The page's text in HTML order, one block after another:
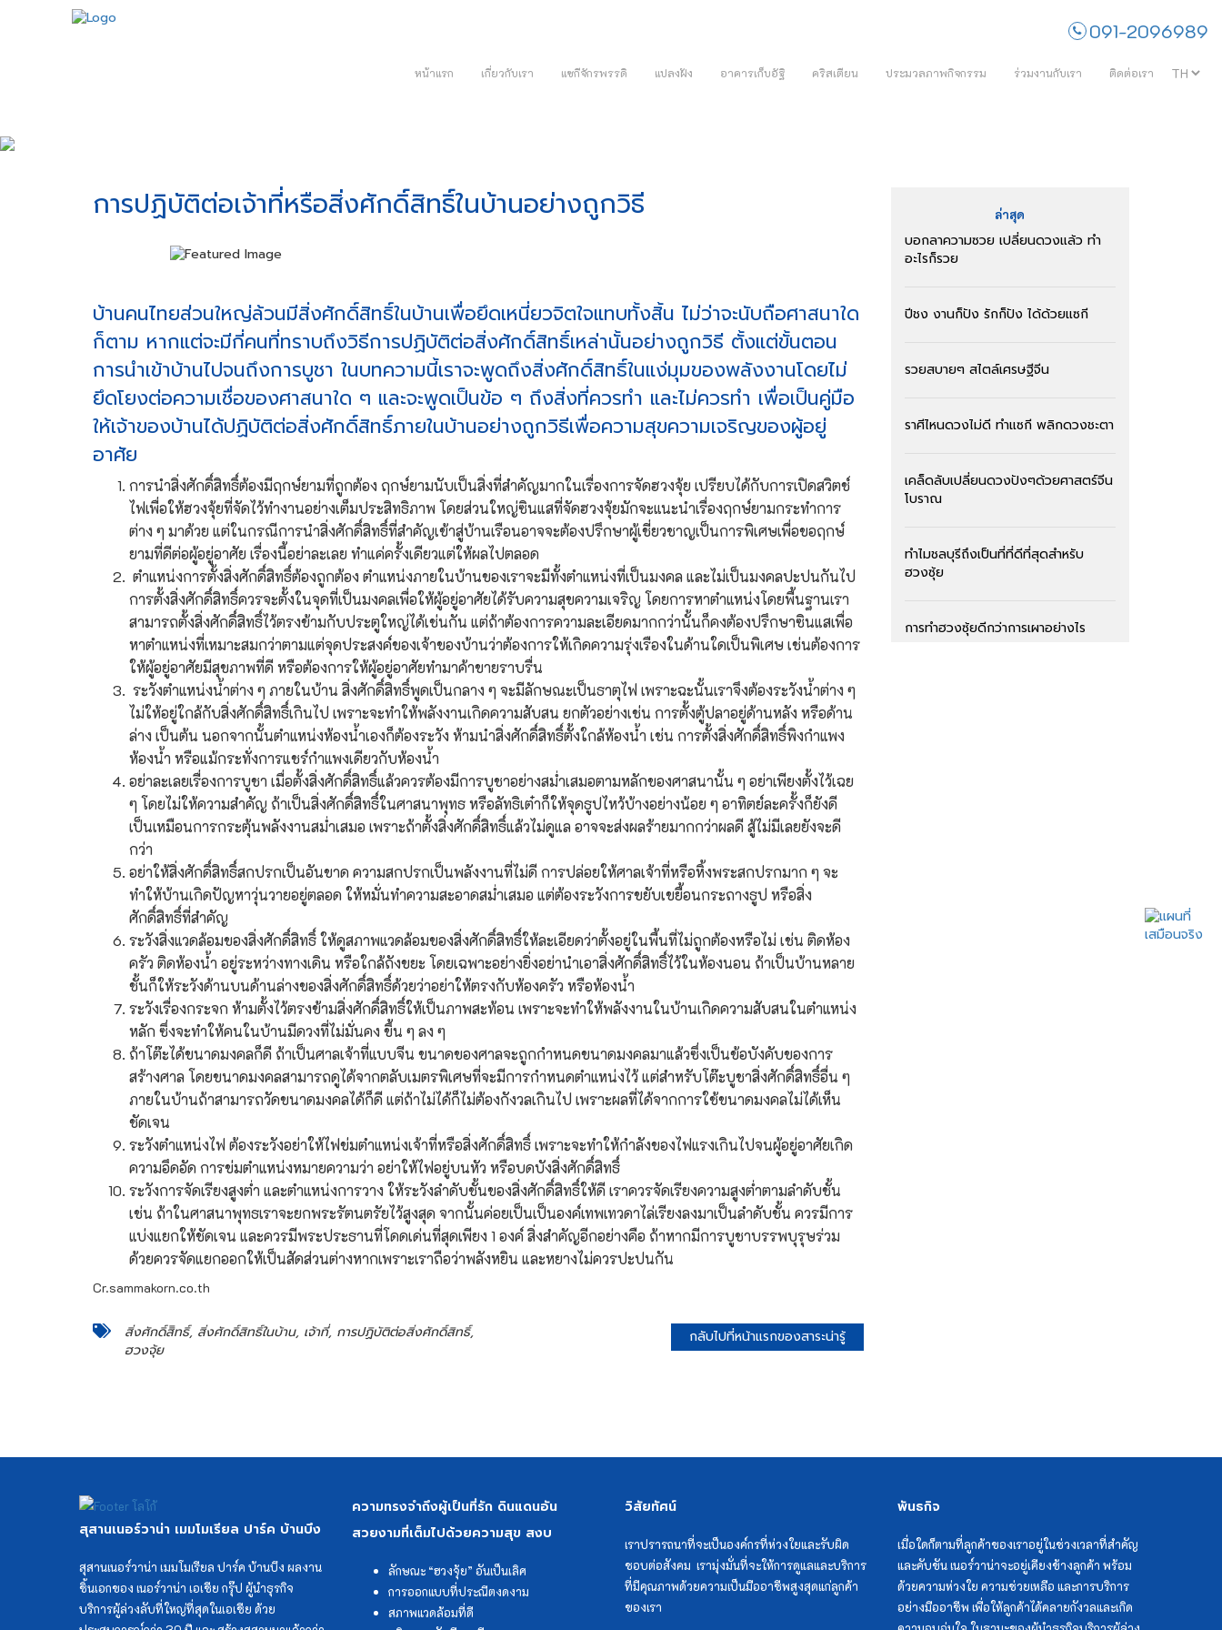
091-2096989
หน้าแรก เกี่ยวกับเรา แซกีจักรพรรดิ แปลงฝัง อาคารเก็บอัฐิ คริสเตียน ประมวลภาพกิจกรรม ร่วมงานกับเรา ติดต่อเรา
การปฏิบัติต่อเจ้าที่หรือสิ่งศักดิ์สิทธิ์ในบ้านอย่างถูกวิธี
บ้านคนไทยส่วนใหญ่ล้วนมีสิ่งศักดิ์สิทธิ์ในบ้านเพื่อยึดเหนี่ยวจิตใจแทบทั้งสิ้น ไม่ว่าจะนับถือศาสนาใด
ก็ตาม หากแต่จะมีกี่คนที่ทราบถึงวิธีการปฏิบัติต่อสิ่งศักดิ์สิทธิ์เหล่านั้นอย่างถูกวิธี ตั้งแต่ขั้นตอน
การนำเข้าบ้านไปจนถึงการบูชา ในบทความนี้เราจะพูดถึงสิ่งศักดิ์สิทธิ์ในแง่มุมของพลังงานโดยไม่
ยึดโยงต่อความเชื่อของศาสนาใด ๆ และจะพูดเป็นข้อ ๆ ถึงสิ่งที่ควรทำ และไม่ควรทำ เพื่อเป็นคู่มือ
ให้เจ้าของบ้านได้ปฏิบัติต่อสิ่งศักดิ์สิทธิ์ภายในบ้านอย่างถูกวิธีเพื่อความสุขความเจริญของผู้อยู่
อาศัย
การนำสิ่งศักดิ์สิทธิ์ต้องมีฤกษ์ยามที่ถูกต้อง ฤกษ์ยามนับเป็นสิ่งที่สำคัญมากในเรื่องการจัดฮวงจุ้ย เปรียบได้กับการเปิดสวิตช์
ไฟเพื่อให้ฮวงจุ้ยที่จัดไว้ทำงานอย่างเต็มประสิทธิภาพ โดยส่วนใหญ่ซินแสที่จัดฮวงจุ้ยมักจะแนะนำเรื่องฤกษ์ยามกระทำการ
ต่าง ๆ มาด้วย แต่ในกรณีการนำสิ่งศักดิ์สิทธิ์ที่สำคัญเข้าสู่บ้านเรือนอาจจะต้องปรึกษาผู้เชี่ยวชาญเป็นการพิเศษเพื่อขอฤกษ์
ยามที่ดีต่อผู้อยู่อาศัย เรื่องนี้อย่าละเลย ทำแค่ครั้งเดียวแต่ให้ผลไปตลอด
ตำแหน่งการตั้งสิ่งศักดิ์สิทธิ์ต้องถูกต้อง ตำแหน่งภายในบ้านของเราจะมีทั้งตำแหน่งที่เป็นมงคล และไม่เป็นมงคลปะปนกันไป
การตั้งสิ่งศักดิ์สิทธิ์ควรจะตั้งในจุดที่เป็นมงคลเพื่อให้ผู้อยู่อาศัยได้รับความสุขความเจริญ โดยการหาตำแหน่งโดยพื้นฐานเรา
สามารถตั้งสิ่งศักดิ์สิทธิ์ไว้ตรงข้ามกับประตูใหญ่ได้เช่นกัน แต่ถ้าต้องการความละเอียดมากกว่านั้นก็คงต้องปรึกษาซินแสเพื่อ
หาตำแหน่งที่เหมาะสมกว่าตามแต่จุดประสงค์ของเจ้าของบ้านว่าต้องการให้เกิดความรุ่งเรืองในด้านใดเป็นพิเศษ เช่นต้องการ
ให้ผู้อยู่อาศัยมีสุขภาพที่ดี หรือต้องการให้ผู้อยู่อาศัยทำมาค้าขายราบรื่น
ระวังตำแหน่งน้ำต่าง ๆ ภายในบ้าน สิ่งศักดิ์สิทธิ์พูดเป็นกลาง ๆ จะมีลักษณะเป็นธาตุไฟ เพราะฉะนั้นเราจึงต้องระวังน้ำต่าง ๆ
ไม่ให้อยู่ใกล้กับสิ่งศักดิ์สิทธิ์เกินไป เพราะจะทำให้พลังงานเกิดความสับสน ยกตัวอย่างเช่น การตั้งตู้ปลาอยู่ด้านหลัง หรือด้าน
ล่าง เป็นต้น นอกจากนั้นตำแหน่งห้องน้ำเองก็ต้องระวัง ห้ามนำสิ่งศักดิ์สิทธิ์ตั้งใกล้ห้องน้ำ เช่น การตั้งสิ่งศักดิ์สิทธิ์พิงกำแพง
ห้องน้ำ หรือแม้กระทั่งการแชร์กำแพงเดียวกับห้องน้ำ
อย่าละเลยเรื่องการบูชา เมื่อตั้งสิ่งศักดิ์สิทธิ์แล้วควรต้องมีการบูชาอย่างสม่ำเสมอตามหลักของศาสนานั้น ๆ อย่าเพียงตั้งไว้เฉย
ๆ โดยไม่ให้ความสำคัญ ถ้าเป็นสิ่งศักดิ์สิทธิ์ในศาสนาพุทธ หรือลัทธิเต๋าก็ให้จุดธูปไหว้บ้างอย่างน้อย ๆ อาทิตย์ละครั้งก็ยังดี
เป็นเหมือนการกระตุ้นพลังงานสม่ำเสมอ เพราะถ้าตั้งสิ่งศักดิ์สิทธิ์แล้วไม่ดูแล อาจจะส่งผลร้ายมากกว่าผลดี สู้ไม่มีเลยยังจะดี
กว่า
อย่าให้สิ่งศักดิ์สิทธิ์สกปรกเป็นอันขาด ความสกปรกเป็นพลังงานที่ไม่ดี การปล่อยให้ศาลเจ้าที่หรือหิ้งพระสกปรกมาก ๆ จะ
ทำให้บ้านเกิดปัญหาวุ่นวายอยู่ตลอด ให้หมั่นทำความสะอาดสม่ำเสมอ แต่ต้องระวังการขยับเขยื้อนกระถางธูป หรือสิ่ง
ศักดิ์สิทธิ์ที่สำคัญ
ระวังสิ่งแวดล้อมของสิ่งศักดิ์สิทธิ์ ให้ดูสภาพแวดล้อมของสิ่งศักดิ์สิทธิ์ให้ละเอียดว่าตั้งอยู่ในพื้นที่ไม่ถูกต้องหรือไม่ เช่น ติดห้อง
ครัว ติดห้องน้ำ อยู่ระหว่างทางเดิน หรือใกล้ถังขยะ โดยเฉพาะอย่างยิ่งอย่านำเอาสิ่งศักดิ์สิทธิ์ไว้ในห้องนอน ถ้าเป็นบ้านหลาย
ชั้นก็ให้ระวังด้านบนด้านล่างของสิ่งศักดิ์สิทธิ์ด้วยว่าอย่าให้ตรงกับห้องครัว หรือห้องน้ำ
ระวังเรื่องกระจก ห้ามตั้งไว้ตรงข้ามสิ่งศักดิ์สิทธิ์ให้เป็นภาพสะท้อน เพราะจะทำให้พลังงานในบ้านเกิดความสับสนในตำแหน่ง
หลัก ซึ่งจะทำให้คนในบ้านมีดวงที่ไม่มั่นคง ขึ้น ๆ ลง ๆ
ถ้าโต๊ะได้ขนาดมงคลก็ดี ถ้าเป็นศาลเจ้าที่แบบจีน ขนาดของศาลจะถูกกำหนดขนาดมงคลมาแล้วซึ่งเป็นข้อบังคับของการ
สร้างศาล โดยขนาดมงคลสามารถดูได้จากตลับเมตรพิเศษที่จะมีการกำหนดตำแหน่งไว้ แต่สำหรับโต๊ะบูชาสิ่งศักดิ์สิทธิ์อื่น ๆ
ภายในบ้านถ้าสามารถวัดขนาดมงคลได้ก็ดี แต่ถ้าไม่ได้ก็ไม่ต้องกังวลเกินไป เพราะผลที่ได้จากการใช้ขนาดมงคลไม่ได้เห็น
ชัดเจน
ระวังตำแหน่งไฟ ต้องระวังอย่าให้ไฟข่มตำแหน่งเจ้าที่หรือสิ่งศักดิ์สิทธิ์ เพราะจะทำให้กำลังของไฟแรงเกินไปจนผู้อยู่อาศัยเกิด
ความอึดอัด การข่มตำแหน่งหมายความว่า อย่าให้ไฟอยู่บนหัว หรือบดบังสิ่งศักดิ์สิทธิ์
ระวังการจัดเรียงสูงต่ำ และตำแหน่งการวาง ให้ระวังลำดับชั้นของสิ่งศักดิ์สิทธิ์ให้ดี เราควรจัดเรียงความสูงต่ำตามลำดับชั้น
เช่น ถ้าในศาสนาพุทธเราจะยกพระรัตนตรัยไว้สูงสุด จากนั้นค่อยเป็นเป็นองค์เทพเทวดาไล่เรียงลงมาเป็นลำดับชั้น ควรมีการ
แบ่งแยกให้ชัดเจน และควรมีพระประธานที่โดดเด่นที่สุดเพียง 1 องค์ สิ่งสำคัญอีกอย่างคือ ถ้าหากมีการบูชาบรรพบุรุษร่วม
ด้วยควรจัดแยกออกให้เป็นสัดส่วนต่างหากเพราะเราถือว่าพลังหยิน และหยางไม่ควรปะปนกัน
Cr.sammakorn.co.th
สิ่งศักดิ์สิิทธิ์, สิ่งศักดิ์สิทธิ์ในบ้าน, เจ้าที่, การปฏิบัติต่อสิ่งศักดิ์สิทธิ์,
ฮวงจุ้ย
กลับไปที่หน้าแรกของสาระน่ารู้
ล่าสุด
บอกลาความซวย เปลี่ยนดวงแล้ว ทำ
อะไรก็รวย
ปีชง งานก็ปัง รักก็ปัง ได้ด้วยแซกี
รวยสบายๆ สไตล์เศรษฐีจีน
ราศีไหนดวงไม่ดี ทำแซกี พลิกดวงชะตา
เคล็ดลับเปลี่ยนดวงปังๆด้วยศาสตร์จีน
โบราณ
ทำไมชลบุรีถึงเป็นที่ที่ดีที่สุดสำหรับ
ฮวงซุ้ย
การทำฮวงซุ้ยดีกว่าการเผาอย่างไร
กี่ดอกดี
เลือกที่ดินตามหลักฮวงจุ้ย
ซินแสฮวงจุ้ยคือใคร นำความรู้เรื่องฮวง
จุ้ยมาจากไหน
สุสานเนอร์วาน่า เมมโมเรียล ปาร์ค บ้านบึง
สุสานเนอร์วาน่า เมมโมเรียล ปาร์ค บ้านบึง ผลงาน
ชิ้นเอกของ เนอร์วาน่า เอเชีย กรุ๊ป ผู้นำธุรกิจ
บริการผู้ล่วงลับที่ใหญ่ที่สุดในเอเชีย ด้วย
ความทรงจำถึงผู้เป็นที่รัก ดินแดนอัน
สวยงามที่เต็มไปด้วยความสุข สงบ
ลักษณะ “ฮวงจุ้ย” อันเป็นเลิศ
การออกแบบที่ประณีตงดงาม
สภาพแวดล้อมที่ดี
วิสัยทัศน์
เราปรารถนาที่จะเป็นองค์กรที่ห่วงใยและรับผิด
ชอบต่อสังคม เรามุ่งมั่นที่จะให้การดูแลและบริการ
ที่มีคุณภาพด้วยความเป็นมืออาชีพสูงสุดแก่ลูกค้า
ของเรา
พันธกิจ
เมื่อใดก็ตามที่ลูกค้าของเราอยู่ในช่วงเวลาที่สำคัญ
และคับขัน เนอร์วาน่าจะอยู่เคียงข้างลูกค้า พร้อม
ด้วยความห่วงใย ความช่วยเหลือ และการบริการ
อย่างมืออาชีพ เพื่อให้ลูกค้าได้คลายกังวลและเกิด